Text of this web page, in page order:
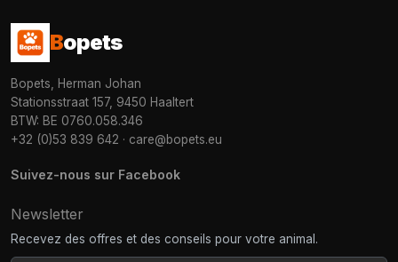
Bopets
Bopets, Herman Johan
Stationsstraat 157, 9450 Haaltert
BTW: BE 0760.058.346
+32 (0)53 839 642 · care@bopets.eu
Suivez-nous sur Facebook
Newsletter
Recevez des offres et des conseils pour votre animal.